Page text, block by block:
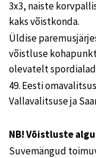
3x3, naiste
kaks võistkonda.
Üldise
võistluse
olevatelt
49. Eesti
Vallavalitsuse ja
NB! Võistluste
Suvemängud